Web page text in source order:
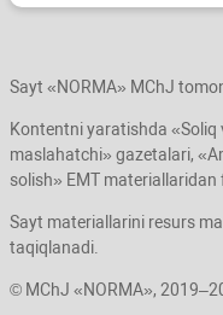
Sayt «NORMA» MChJ
Kontentni yaratishda «Soliq
maslahatchi» gazetalari,
solish» EMT materiallaridan
Sayt materiallarini resurs
taqiqlanadi.
© MChJ «NORMA»,